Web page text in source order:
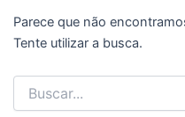
Parece que não
Tente utilizar a busca.
Pesquisar
por: